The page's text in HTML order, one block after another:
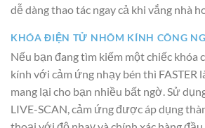
dễ dàng thao tác ngay cả khi vắng nhà
KHÓA ĐIỆN TỬ NHÔM KÍNH CÔNG
Nếu bạn đang tìm kiếm một chiếc khóa
kính với cảm ứng nhạy bén thì FASTER
mang lại cho bạn nhiều bất ngờ. Sử
LIVE-SCAN, cảm ứng được áp dụng